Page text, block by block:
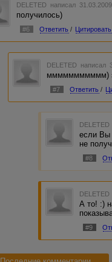
DELETED написал
получилось)
#6 Ответить / Цитировать
DELETED написал
ммммммммммм)
#7 Ответить /
DELETED
если Вы
не
#8
DELETED
А то! :)
#9